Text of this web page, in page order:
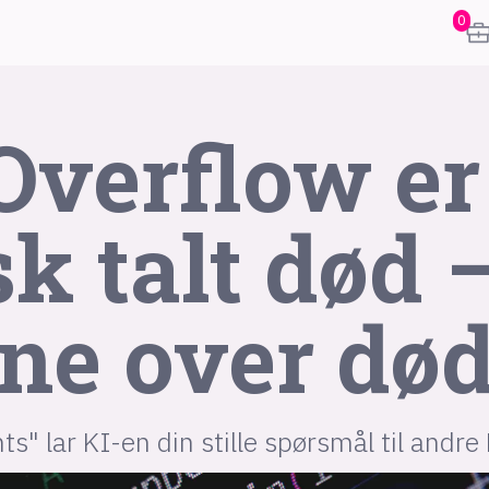
0
er
talt død
over
lar KI-en din stille spørsmål til andre
karriere
frontend backend